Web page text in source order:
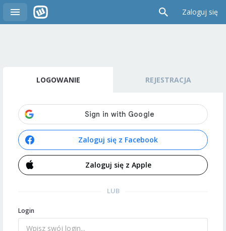
Zaloguj się
LOGOWANIE REJESTRACJA
Zaloguj się z Facebook
Zaloguj się z Apple
LUB
Login